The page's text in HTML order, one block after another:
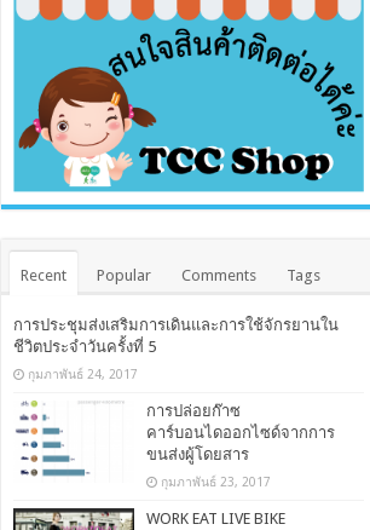
Recent Popular Comments Tags
การประชุมส่งเสริมการเดินและการใช้จักรยานใน
ชีวิตประจำวันครั้งที่ 5
กุมภาพันธ์ 24, 2017
การปล่อยก๊าซ
คาร์บอนไดออกไซด์จากการ
ขนส่งผู้โดยสาร
กุมภาพันธ์ 23, 2017
WORK EAT LIVE BIKE